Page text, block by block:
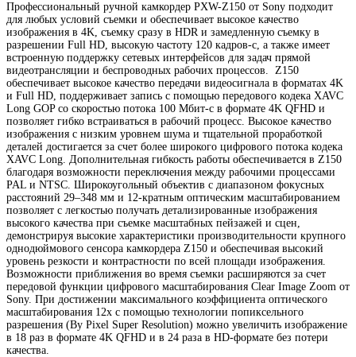
Профессиональный ручной камкордер PXW-Z150 от Sony подходит
для любых условий съемки и обеспечивает высокое качество
изображения в 4K, съемку сразу в HDR и замедленную съемку в
разрешении Full HD, высокую частоту 120 кадров-с, а также имеет
встроенную поддержку сетевых интерфейсов для задач прямой
видеотрансляции и беспроводных рабочих процессов. Z150
обеспечивает высокое качество передачи видеосигнала в форматах 4K
и Full HD, поддерживает запись с помощью передового кодека XAVC
Long GOP со скоростью потока 100 Мбит-с в формате 4K QFHD и
позволяет гибко встраиваться в рабочий процесс. Высокое качество
изображения с низким уровнем шума и тщательной проработкой
деталей достигается за счет более широкого цифрового потока кодека
XAVC Long. Дополнительная гибкость работы обеспечивается в Z150
благодаря возможности переключения между рабочими процессами
PAL и NTSC. Широкоугольный объектив с диапазоном фокусных
расстояний 29–348 мм и 12-кратным оптическим масштабированием
позволяет с легкостью получать детализированные изображения
высокого качества при съемке масштабных пейзажей и сцен,
демонстрируя высокие характеристики производительности крупного
однодюймового сенсора камкордера Z150 и обеспечивая высокий
уровень резкости и контрастности по всей площади изображения.
Возможности приближения во время съемки расширяются за счет
передовой функции цифрового масштабирования Clear Image Zoom от
Sony. При достижении максимального коэффициента оптического
масштабирования 12x с помощью технологии попиксельного
разрешения (By Pixel Super Resolution) можно увеличить изображение
в 18 раз в формате 4K QFHD и в 24 раза в HD-формате без потери
качества.